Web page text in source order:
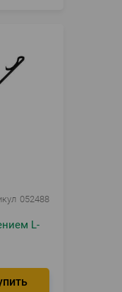
052488
L-